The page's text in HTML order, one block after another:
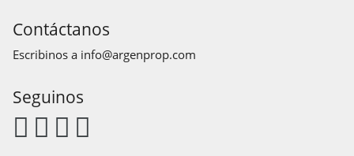
Contáctanos
Escribinos a info@argenprop.com
Seguinos